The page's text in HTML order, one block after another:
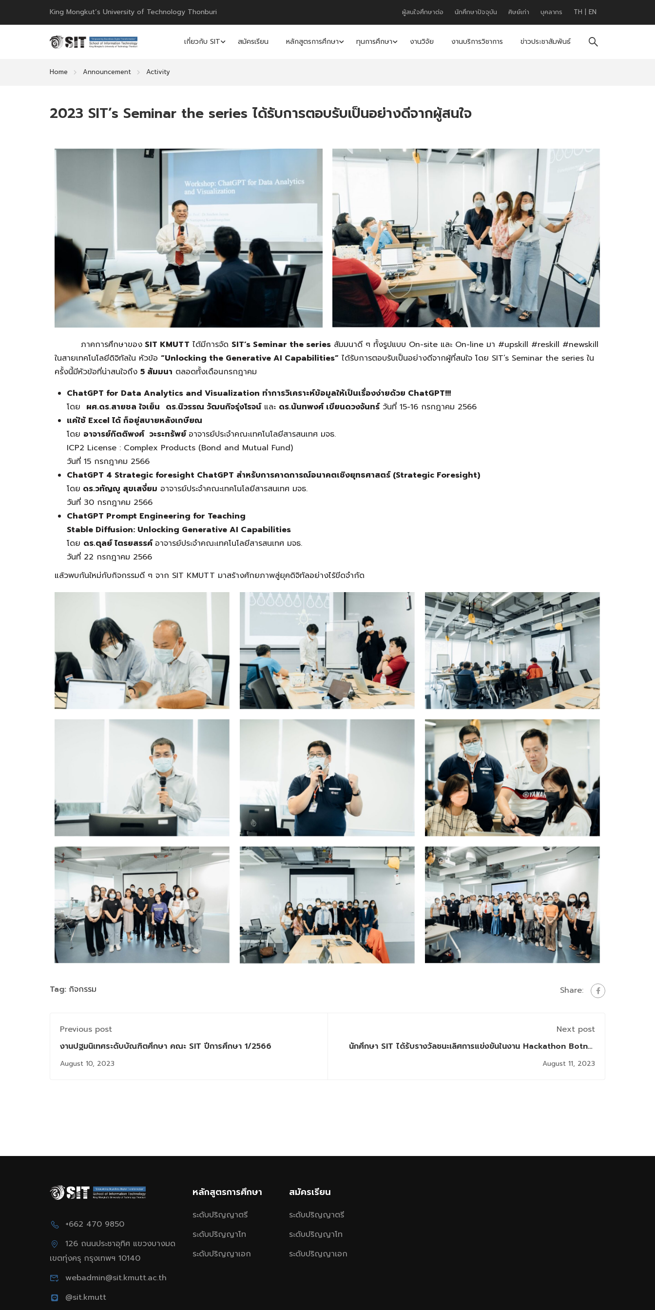
King Mongkut’s University of Technology Thonburi ผู้สนใจศึกษาต่อ นักศึกษาปัจจุบัน ศิษย์เก่า บุคลากร TH | EN
เกี่ยวกับ SIT สมัครเรียน หลักสูตรการศึกษา ทุนการศึกษา งานวิจัย งานบริการวิชาการ ข่าวประชาสัมพันธ์
Home Announcement Activity
2023 SIT’s Seminar the series ได้รับการตอบรับเป็นอย่างดีจากผู้สนใจ
ภาคการศึกษาของ SIT KMUTT ได้มีการจัด SIT’s Seminar the series สัมมนาดี ๆ ทั้งรูปแบบ On-site และ On-line มา #upskill #reskill #newskill
ในสายเทคโนโลยีดิจิทัลใน หัวข้อ “Unlocking the Generative AI Capabilities” ได้รับการตอบรับเป็นอย่างดีจากผู้ที่สนใจ โดย SIT’s Seminar the series ใน
ครั้งนี้มีหัวข้อที่น่าสนใจถึง 5 สัมมนา ตลอดทั้งเดือนกรกฎาคม
ChatGPT for Data Analytics and Visualization ทำการวิเคราะห์ข้อมูลให้เป็นเรื่องง่ายด้วย ChatGPT!!!
โดย ผศ.ดร.สายชล ใจเย็น ดร.นิวรรณ วัฒนกิจรุ่งโรจน์และ ดร.นันทพงศ์ เขียนดวงจันทร์วันที่ 15-16 กรกฎาคม 2566
แค่ใช้ Excel ได้ ก็อยู่สบายหลังเกษียณ
โดย อาจารย์กิตติพงศ์ วะระทรัพย์ อาจารย์ประจำคณะเทคโนโลยีสารสนเทศ มจธ.
ICP2 License : Complex Products (Bond and Mutual Fund)
วันที่ 15 กรกฎาคม 2566
ChatGPT 4 Strategic foresight ChatGPT สำหรับการคาดการณ์อนาคตเชิงยุทธศาสตร์ (Strategic Foresight)
โดย ดร.วทัญญู สุขเสงี่ยม อาจารย์ประจำคณะเทคโนโลยีสารสนเทศ มจธ.
วันที่ 30 กรกฎาคม 2566
ChatGPT Prompt Engineering for Teaching
Stable Diffusion: Unlocking Generative AI Capabilities
โดย ดร.ตุลย์ ไตรยสรรค์ อาจารย์ประจำคณะเทคโนโลยีสารสนเทศ มจธ.
วันที่ 22 กรกฎาคม 2566
แล้วพบกันใหม่กับกิจกรรมดี ๆ จาก SIT KMUTT มาสร้างศักยภาพสู่ยุคดิจิทัลอย่างไร้ขีดจำกัด
Tag: กิจกรรม Share:
Previous post
งานปฐมนิเทศระดับบัณฑิตศึกษา คณะ SIT ปีการศึกษา 1/2566
August 10, 2023
Next post
นักศึกษา SIT ได้รับรางวัลชนะเลิศการแข่งขันในงาน Hackathon Botnoi
OpenAI Hackfest
August 11, 2023
+662 470 9850
126 ถนนประชาอุทิศ แขวงบางมด
เขตทุ่งครุ กรุงเทพฯ 10140
webadmin@sit.kmutt.ac.th
@sit.kmutt
หลักสูตรการศึกษา
ระดับปริญญาตรี
ระดับปริญญาโท
ระดับปริญญาเอก
สมัครเรียน
ระดับปริญญาตรี
ระดับปริญญาโท
ระดับปริญญาเอก